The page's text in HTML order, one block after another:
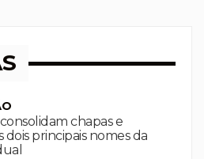
chapas e
principais nomes da